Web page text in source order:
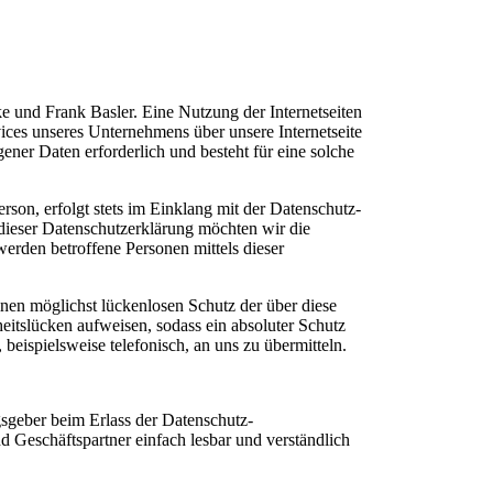
und Frank Basler. Eine Nutzung der Internetseiten
unseres Unternehmens über unsere Internetseite
Daten erforderlich und besteht für eine solche
erfolgt stets im Einklang mit der Datenschutz-
Datenschutzerklärung möchten wir die
betroffene Personen mittels dieser
möglichst lückenlosen Schutz der über diese
aufweisen, sodass ein absoluter Schutz
telefonisch, an uns zu übermitteln.
beim Erlass der Datenschutz-
einfach lesbar und verständlich